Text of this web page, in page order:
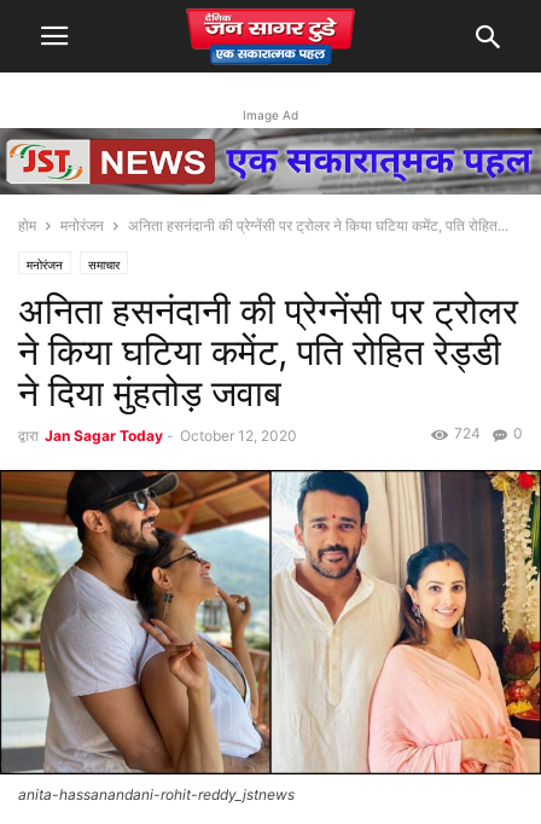
Image Ad
होम मनोरंजन अनिता हसनंदानी की प्रेग्नेंसी पर ट्रोलर ने किया घटिया कमेंट, पति रोहित...
मनोरंजन समाचार
अनिता हसनंदानी की प्रेग्नेंसी पर ट्रोलर
ने किया घटिया कमेंट, पति रोहित रेड्डी
ने दिया मुंहतोड़ जवाब
द्वारा Jan Sagar Today - October 12, 2020 0
724
anita-hassanandani-rohit-reddy_jstnews